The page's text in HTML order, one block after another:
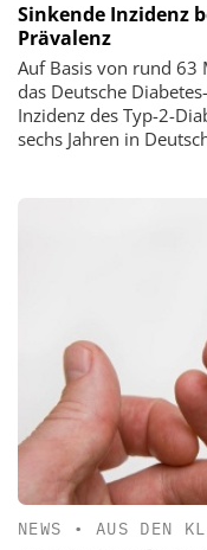
Sinkende Inzidenz
Prävalenz
Auf Basis von rund 63
das Deutsche
Inzidenz des Typ-2-
sechs Jahren in
NEWS • AUS DEN